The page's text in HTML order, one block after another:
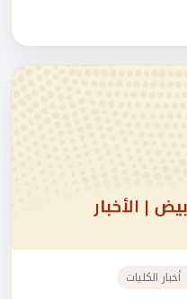
أخبار الكليات